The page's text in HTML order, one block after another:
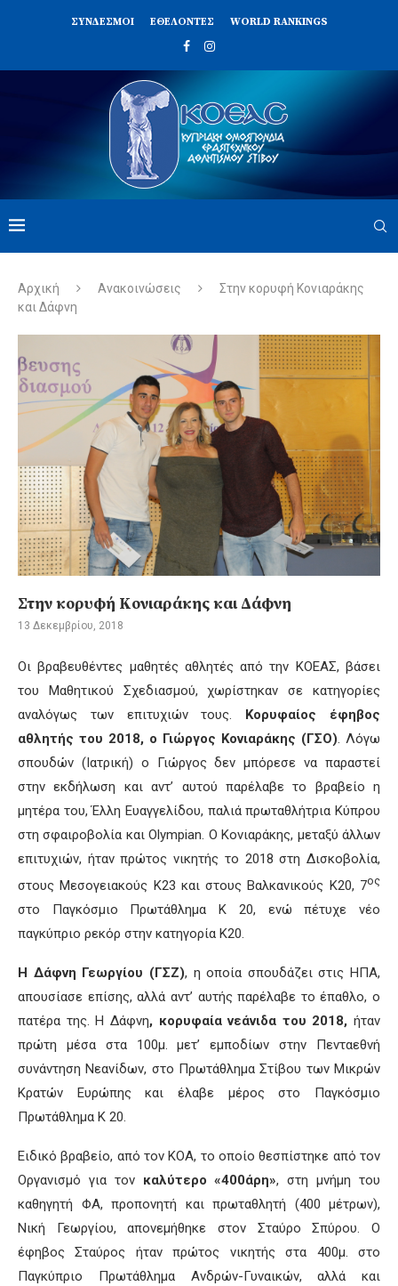
ΣΥΝΔΈΣΜΟΙ ΕΘΕΛΟΝΤΈΣ WORLD RANKINGS
Αρχική Ανακοινώσεις
Στην κορυφή Κονιαράκης
και Δάφνη
Στην κορυφή Κονιαράκης και Δάφνη
13 Δεκεμβρίου, 2018
Οι βραβευθέντες μαθητές αθλητές από την ΚΟΕΑΣ, βάσει
του Μαθητικού Σχεδιασμού, χωρίστηκαν σε κατηγορίες
αναλόγως των επιτυχιών τους. Κορυφαίος έφηβος
αθλητής του 2018, ο Γιώργος Κονιαράκης (ΓΣΟ). Λόγω
σπουδών (Ιατρική) ο Γιώργος δεν μπόρεσε να παραστεί
στην εκδήλωση και αντ’ αυτού παρέλαβε το βραβείο η
μητέρα του, Έλλη Ευαγγελίδου, παλιά πρωταθλήτρια Κύπρου
στη σφαιροβολία και Olympian. Ο Κονιαράκης, μεταξύ άλλων
επιτυχιών, ήταν πρώτος νικητής το 2018 στη Δισκοβολία,
στους Μεσογειακούς Κ23 και στους Βαλκανικούς Κ20, 7ος
στο Παγκόσμιο Πρωτάθλημα Κ 20, ενώ πέτυχε νέο
παγκύπριο ρεκόρ στην κατηγορία Κ20.
Η Δάφνη Γεωργίου (ΓΣΖ), η οποία σπουδάζει στις ΗΠΑ,
απουσίασε επίσης, αλλά αντ’ αυτής παρέλαβε το έπαθλο, ο
πατέρα της. Η Δάφνη, κορυφαία νεάνιδα του 2018, ήταν
πρώτη μέσα στα 100μ. μετ’ εμποδίων στην Πενταεθνή
συνάντηση Νεανίδων, στο Πρωτάθλημα Στίβου των Μικρών
Κρατών Ευρώπης και έλαβε μέρος στο Παγκόσμιο
Πρωτάθλημα Κ 20.
Ειδικό βραβείο, από τον ΚΟΑ, το οποίο θεσπίστηκε από τον
Οργανισμό για τονκαλύτερο «400άρη», στη μνήμη του
καθηγητή ΦΑ, προπονητή και πρωταθλητή (400 μέτρων),
Νική Γεωργίου, απονεμήθηκε στον Σταύρο Σπύρου. Ο
έφηβος Σταύρος ήταν πρώτος νικητής στα 400μ. στο
Παγκύπριο Πρωτάθλημα Ανδρών-Γυναικών, αλλά και